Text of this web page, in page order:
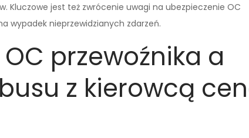
Kluczowe jest też zwrócenie uwagi na ubezpieczenie OC
wypadek nieprzewidzianych zdarzeń.
przewoźnika a
z kierowcą